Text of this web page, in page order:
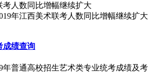
年江西美术联考人数同比增幅继续扩大
成绩查询
年普通高校招生艺术类专业统考成绩及考